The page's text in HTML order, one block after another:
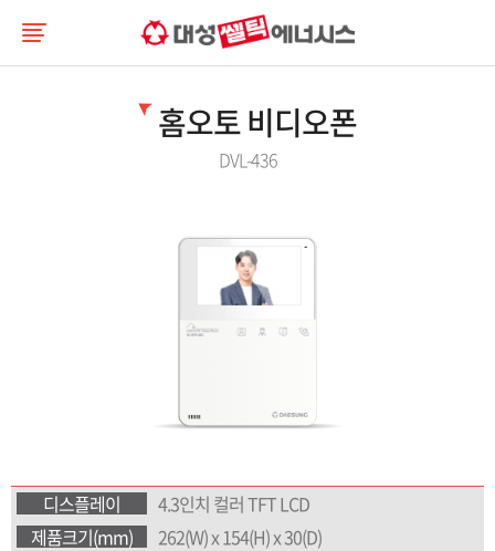
홈오토 비디오폰
DVL-436
디스플레이
4.3인치 컬러 TFT LCD
제품크기(mm)
262(W) x 154(H) x 30(D)